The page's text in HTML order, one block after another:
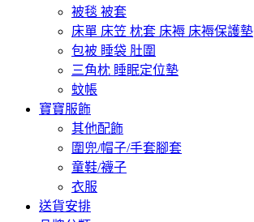
被毯 被套
床單 床笠 枕套 床褥 床褥保護墊
包被 睡袋 肚圍
三角枕 睡眠定位墊
蚊帳
寶寶服飾
其他配飾
圍兜/帽子/手套腳套
童鞋/襪子
衣服
送貨安排